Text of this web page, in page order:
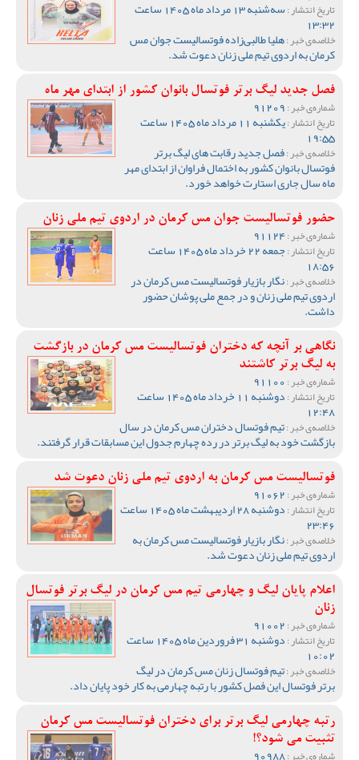
تاریخ انتشار : سه‌شنبه 13 مرداد ماه 1405 ساعت
13:32
خلاصه‌ی خبر :هلیا طالبی‌زاده فوتسالیست جوان مس
کرمان به اردوی تیم ملی زنان دعوت شد.
فصل جدید لیگ برتر فوتسال بانوان کشور از ابتدای مهر ماه
شماره‌ی خبر :
تاریخ انتشار : یکشنبه 11 مرداد ماه 1405 ساعت
19:55
خلاصه‌ی خبر :فصل جدید رقابت های لیگ برتر
فوتسال بانوان کشور به اختمال فراوان از ابتدای مهر
ماه سال جاری استارت خواهد خورد.
حضور فوتسالیست جوان مس کرمان در اردوی تیم ملی زنان
شماره‌ی خبر :
تاریخ انتشار : جمعه 22 خرداد ماه 1405 ساعت
18:56
خلاصه‌ی خبر :نگار بازیار فوتسالیست مس کرمان در
اردوی تیم ملی زنان و در جمع ملی پوشان حضور
داشت.
نگاهی بر آنچه که دختران فوتسالیست مس کرمان در بازگشت
به لیگ برتر کاشتند
شماره‌ی خبر :
تاریخ انتشار : دوشنبه 11 خرداد ماه 1405 ساعت
12:48
خلاصه‌ی خبر :تیم فوتسال دختران مس کرمان در سال
بازگشت خود به لیگ برتر در رده چهارم جدول این مسابقات قرار گرفتند.
فوتسالیست مس کرمان به اردوی تیم ملی زنان دعوت شد
شماره‌ی خبر :
تاریخ انتشار : دوشنبه 28 اردیبهشت ماه 1405 ساعت
23:46
خلاصه‌ی خبر :نگار بازیار فوتسالیست مس کرمان به
اردوی تیم ملی زنان دعوت شد.
اعلام پایان لیگ و چهارمی تیم مس کرمان در لیگ برتر فوتسال
زنان
شماره‌ی خبر :
تاریخ انتشار : دوشنبه 31 فروردین ماه 1405 ساعت
10:02
خلاصه‌ی خبر :تیم فوتسال زنان مس کرمان در لیگ
برتر فوتسال این فصل کشور با رتبه چهارمی به کار خود پایان داد.
رتبه چهارمی لیگ برتر برای دختران فوتسالیست مس کرمان
تثبیت می شود؟!